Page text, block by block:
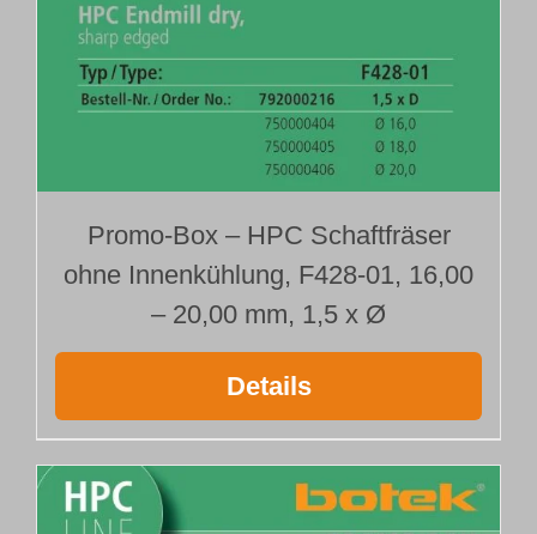
Promo-Box – HPC Schaftfräser
ohne Innenkühlung, F428-01, 16,00
– 20,00 mm, 1,5 x Ø
Details